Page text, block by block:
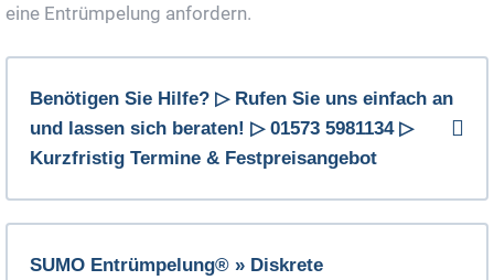
eine Entrümpelung anfordern.
Benötigen Sie Hilfe? ▷ Rufen Sie uns einfach an
und lassen sich beraten! ▷ 01573 5981134 ▷
Kurzfristig Termine & Festpreisangebot
SUMO Entrümpelung® » Diskrete